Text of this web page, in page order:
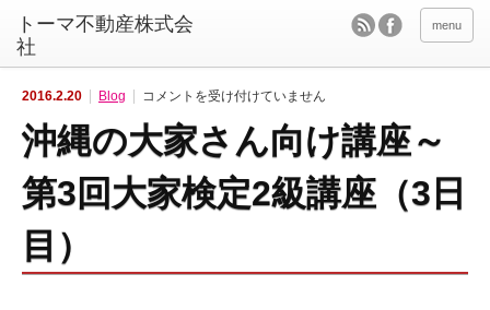
menu
2016.2.20 Blog
沖
の
大
家
ん
向
け
3
コメントを受け付けていません
沖縄の大家さん向け講座～
第3回大家検定2級講座（3日
目）